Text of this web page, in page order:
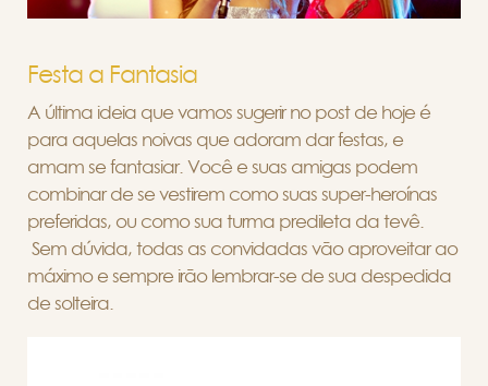
Festa a Fantasia
A última ideia que vamos sugerir no post de hoje é
para aquelas noivas que adoram dar festas, e
amam se fantasiar. Você e suas amigas podem
combinar de se vestirem como suas super-heroínas
preferidas, ou como sua turma predileta da tevê.
Sem dúvida, todas as convidadas vão aproveitar ao
máximo e sempre irão lembrar-se de sua despedida
de solteira.